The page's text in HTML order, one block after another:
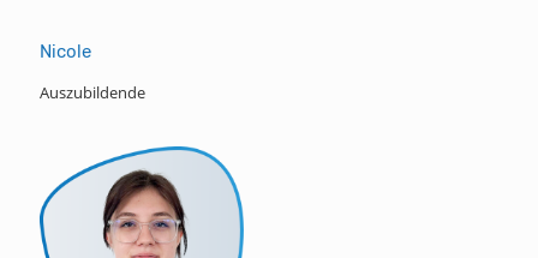
Nicole
Auszubildende